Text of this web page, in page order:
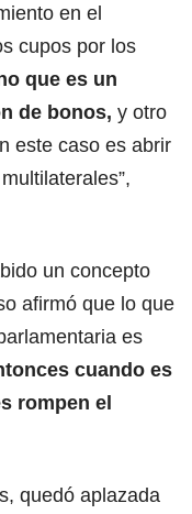
en el
cupos por los
que es un
de bonos, y otro
este caso es abrir
un concepto
afirmó que lo que
es
cuando es
rompen el
quedó aplazada